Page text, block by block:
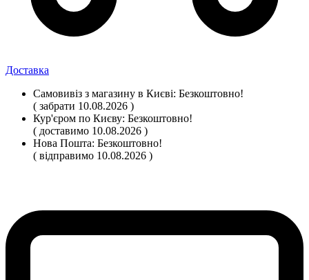
Доставка
Самовивіз з магазину в Києві: Безкоштовно!
( забрати 10.08.2026 )
Кур'єром по Києву: Безкоштовно!
( доставимо 10.08.2026 )
Нова Пошта: Безкоштовно!
( відправимо 10.08.2026 )